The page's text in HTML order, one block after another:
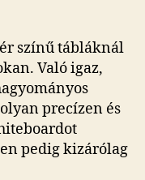
színű tábláknál
Való igaz,
precízen és
pedig kizárólag